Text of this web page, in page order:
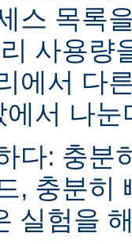
스 목록
사용량
에서 다
서 나눈
다: 충분
, 충분히
실험을